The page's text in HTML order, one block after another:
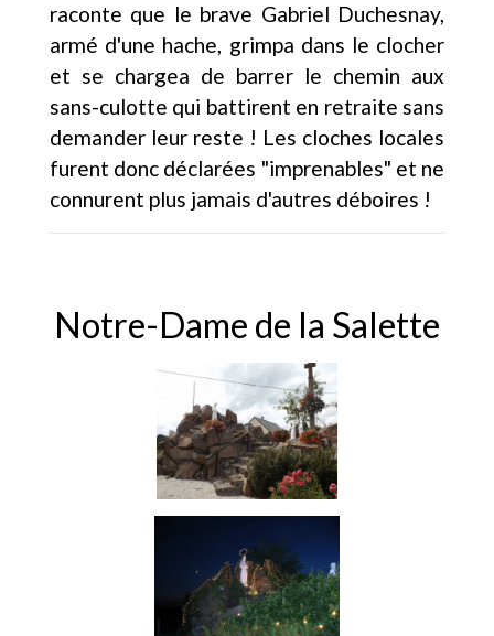
raconte que le brave Gabriel Duchesnay,
armé d'une hache, grimpa dans le clocher
et se chargea de barrer le chemin aux
sans-culotte qui battirent en retraite sans
demander leur reste ! Les cloches locales
furent donc déclarées "imprenables" et ne
connurent plus jamais d'autres déboires !
Notre-Dame de la Salette